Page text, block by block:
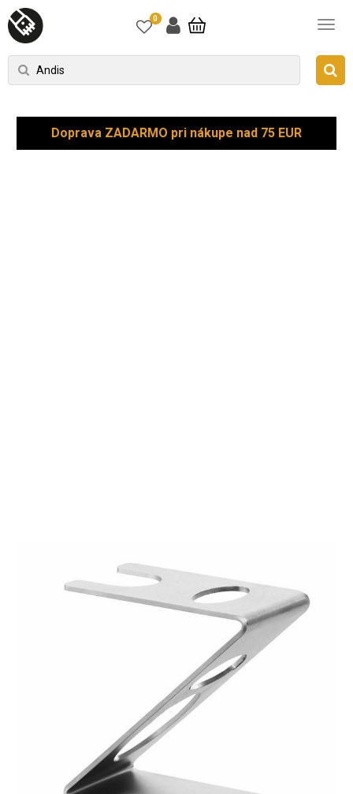
0
Doprava ZADARMO pri nákupe nad 75 EUR